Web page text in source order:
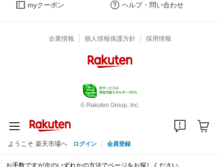
myクーポン ヘルプ・問い合わせ
企業情報 個人情報保護方針 採用情報
© Rakuten Group, Inc.
ようこそ 楽天市場へ ログイン 会員登録
お手数ですが次のいずれかの方法でページをお探しください。